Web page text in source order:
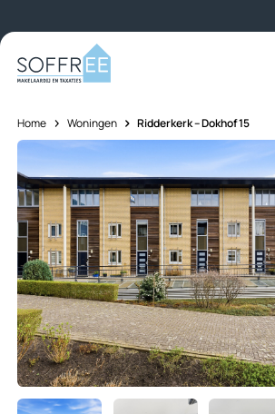
Home Woningen Ridderkerk – Dokhof 15